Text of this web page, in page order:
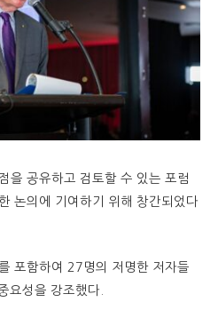
을 공유하고 검토할 수 있는 포럼
논의에 기여하기 위해 창간되었다
포함하여 27명의 저명한 저자들
요성을 강조했다.